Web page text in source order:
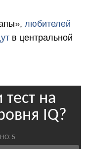
любителей
в центральной